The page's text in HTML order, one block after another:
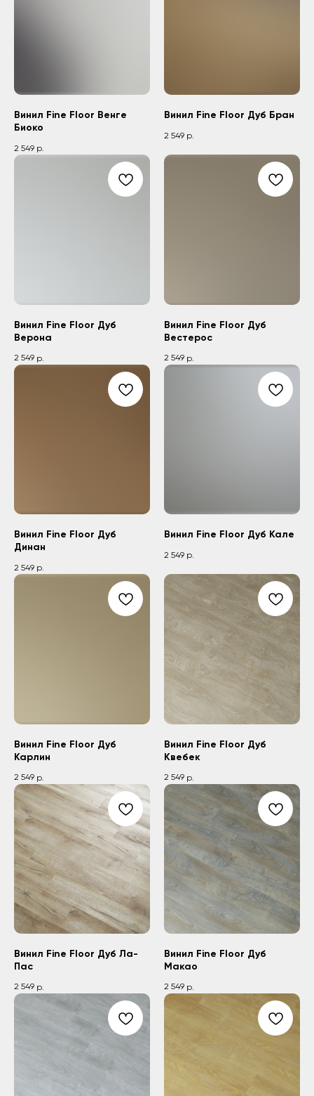
Винил Fine Floor Венге
Биоко
2 549 р.
Винил Fine Floor Дуб Бран
2 549 р.
Винил Fine Floor Дуб
Верона
2 549 р.
Винил Fine Floor Дуб
Вестерос
2 549 р.
Винил Fine Floor Дуб
Динан
2 549 р.
Винил Fine Floor Дуб Кале
2 549 р.
Винил Fine Floor Дуб
Карлин
2 549 р.
Винил Fine Floor Дуб
Квебек
2 549 р.
Винил Fine Floor Дуб Ла-
Пас
2 549 р.
Винил Fine Floor Дуб
Макао
2 549 р.